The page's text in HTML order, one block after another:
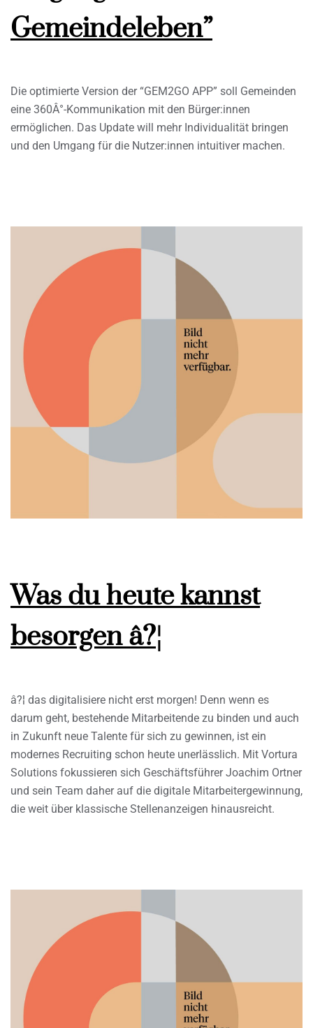
Gemeindeleben”
Die optimierte Version der “GEM2GO APP” soll Gemeinden
eine 360Â°-Kommunikation mit den Bürger:innen
ermöglichen. Das Update will mehr Individualität bringen
und den Umgang für die Nutzer:innen intuitiver machen.
Was du heute kannst
besorgen â?¦
â?¦ das digitalisiere nicht erst morgen! Denn wenn es
darum geht, bestehende Mitarbeitende zu binden und auch
in Zukunft neue Talente für sich zu gewinnen, ist ein
modernes Recruiting schon heute unerlässlich. Mit Vortura
Solutions fokussieren sich Geschäftsführer Joachim Ortner
und sein Team daher auf die digitale Mitarbeitergewinnung,
die weit über klassische Stellenanzeigen hinausreicht.